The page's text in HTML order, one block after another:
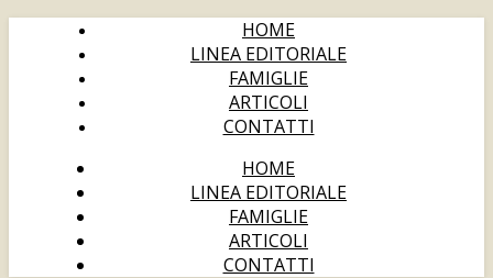
HOME
LINEA EDITORIALE
FAMIGLIE
ARTICOLI
CONTATTI
HOME
LINEA EDITORIALE
FAMIGLIE
ARTICOLI
CONTATTI